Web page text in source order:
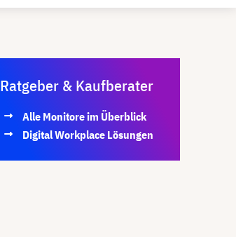
Ratgeber & Kaufberater
Alle Monitore im Überblick
Digital Workplace Lösungen